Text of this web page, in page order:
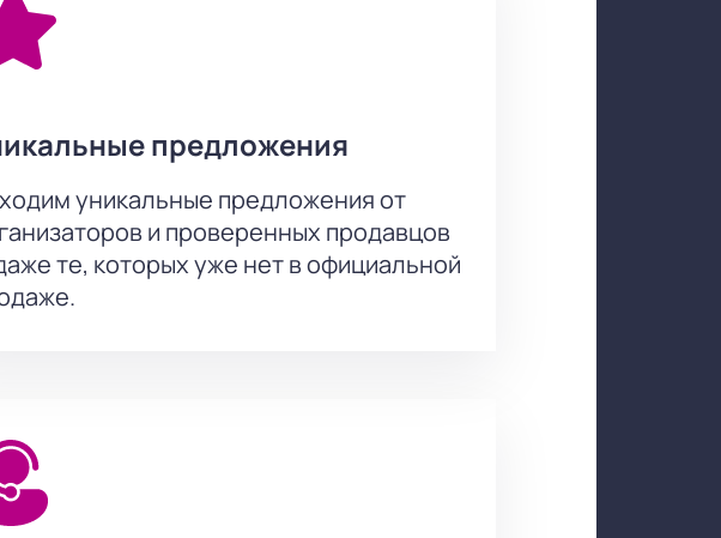
близким незабываемые впечатления. Не упустите
наполнен магией и чудесами.
предложения
уникальные предложения от
и проверенных продавцов
те, которых уже нет в официальной